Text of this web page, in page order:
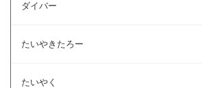
ダイバー
たいやきたろー
たいやく